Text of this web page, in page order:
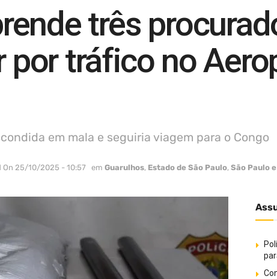
três
por tráfico no
em mala e seguiria viagem para o Congo
25/10/2025 - 10:57 em Guarulhos, Estado de São Paulo, São Paulo